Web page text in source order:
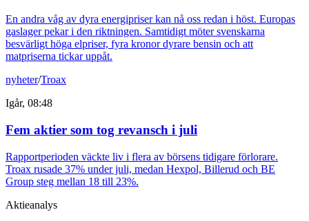
En andra våg av dyra energipriser kan nå oss redan i höst. Europas
gaslager pekar i den riktningen. Samtidigt möter svenskarna
besvärligt höga elpriser, fyra kronor dyrare bensin och att
matpriserna tickar uppåt.
nyheter/Troax
Igår, 08:48
Fem aktier som tog revansch i juli
Rapportperioden väckte liv i flera av börsens tidigare förlorare.
Troax rusade 37% under juli, medan Hexpol, Billerud och BE
Group steg mellan 18 till 23%.
Aktieanalys